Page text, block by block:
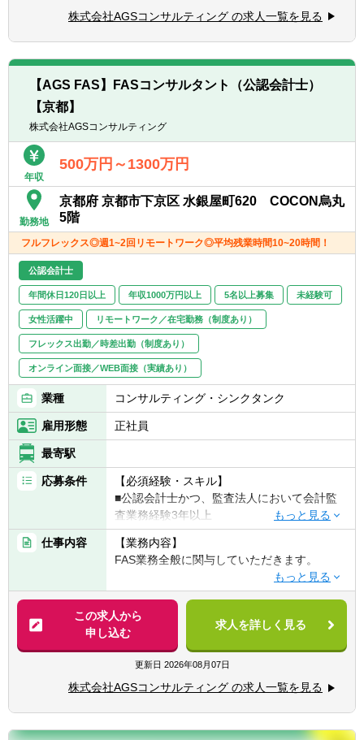
■FA業務（エグゼキューション中心、ソーシ
ング業務は行わない。TOB/株式交換/株式移
転などの案件もあり）
■M&Aにかかる会計/税務相談業務
■カーブアウト分析（カーブアウトPL/BS分
析、プロフォーマ分析）
どの支援業務
■PMI業務（経理/財務のほか、PMO/ガバナン
ス/経営管理等）
■事業再構築支援業務（事業ポートフォリオ
見直し、再生計画策定/事業売却検討、セラー
ズDD等）
価。
■またM&A未経験者の場合は、財務DDから経
験し、その後バリュエーション、FA、PMIや
ビジネスDDなども経験してM&Aにかかる必
要業務を一気通貫に経験する機会を得られま
す。
■アソシエイト ⇒ シニアアソシエイト
⇒ アシスタントマネージャー
（チームを牽引）、専門コース（各事業部の
チームにて専門性を発揮）に分岐。シニアマ
ネージャー、ディレクター。
■事業部長 ⇒ 副部門長 ⇒ 部門長（FAS
部門のトップ）
※所属は株式会社AGSコンサルティングにな
り、株式会社AGS FASに出向する形態になり
株式会社AGSコンサルティング の求人一覧を見る
【AGS FAS】FASコンサルタント（公認会計士）
【京都】
株式会社AGSコンサルティング
年収
500万円～1300万円
勤務地
京都府 京都市下京区 水銀屋町620 COCON烏丸
5階
フルフレックス◎週1~2回リモートワーク◎平均残業時間10~20時間！
公認会計士
年間休日120日以上 年収1000万円以上 5名以上募集 未経験可
女性活躍中 リモートワーク／在宅勤務（制度あり）
フレックス出勤／時差出勤（制度あり）
オンライン面接／WEB面接（実績あり）
業種 コンサルティング・シンクタンク
雇用形態 正社員
最寄駅
応募条件
【必須経験・スキル】
■公認会計士かつ、監査法人において会計監
査業務経験3年以上
【歓迎経験・スキル】
■DD業務、FA業務などのFAS業務経験
■PPAの知識を有する方
■不正調査経験（フォレンジック等）
仕事内容
【業務内容】
FAS業務全般に関与していただきます。
【具体的には】
■DD業務（財務DDが主、希望に応じて税務
DD/ビジネスDDも関与可能）
■バリュエーション業務（株式価値算定/統合
比率算定/PPA/財務モデリングなど）
■FA業務（エグゼキューション中心、ソーシ
ング業務は行わない。TOB/株式交換/株式移
転などの案件もあり）
■M&Aにかかる会計/税務相談業務
この求人から
申し込む
求人を詳しく見る
更新日 2026年08月07日
株式会社AGSコンサルティング の求人一覧を見る